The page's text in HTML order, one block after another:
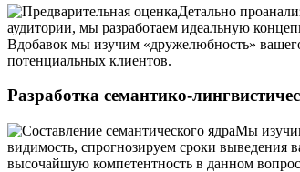
Детально
аудитории, мы разработаем идеальную
Вдобавок мы изучим «дружелюбность»
потенциальных клиентов.
Разработка семантико-
Мы
видимость, спрогнозируем сроки
высочайшую компетентность в данном